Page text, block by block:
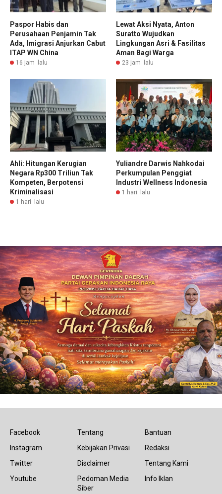
Paspor Habis dan
Perusahaan Penjamin Tak
Ada, Imigrasi Anjurkan Cabut
ITAP WN China
16 jam lalu
Lewat Aksi Nyata, Anton
Suratto Wujudkan
Lingkungan Asri & Fasilitas
Aman Bagi Warga
23 jam lalu
Ahli: Hitungan Kerugian
Negara Rp300 Triliun Tak
Kompeten, Berpotensi
Kriminalisasi
1 hari lalu
Yuliandre Darwis Nahkodai
Perkumpulan Penggiat
Industri Wellness Indonesia
1 hari lalu
Facebook
Instagram
Twitter
Youtube
Tentang
Kebijakan Privasi
Disclaimer
Pedoman Media
Siber
Bantuan
Redaksi
Tentang Kami
Info Iklan